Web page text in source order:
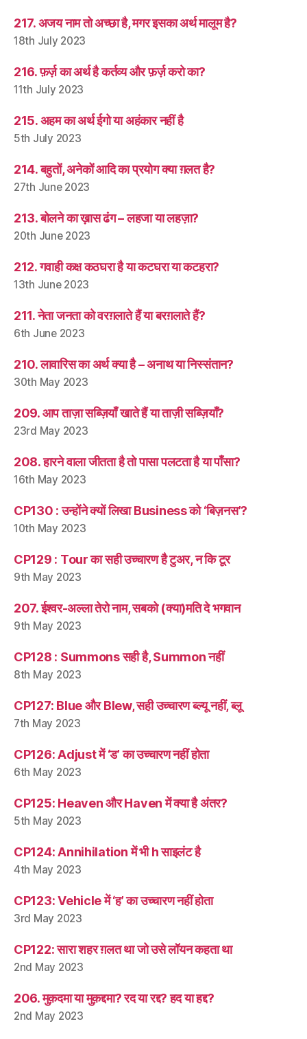
217. अजय नाम तो अच्छा है, मगर इसका अर्थ मालूम है?
18th July 2023
216. फ़र्ज़ का अर्थ है कर्तव्य और फ़र्ज़ करो का?
11th July 2023
215. अहम का अर्थ ईगो या अहंकार नहीं है
5th July 2023
214. बहुतों, अनेकों आदि का प्रयोग क्या ग़लत है?
27th June 2023
213. बोलने का ख़ास ढंग – लहजा या लहज़ा?
20th June 2023
212. गवाही कक्ष कठघरा है या कटघरा या कटहरा?
13th June 2023
211. नेता जनता को वरग़लाते हैं या बरग़लाते हैं?
6th June 2023
210. लावारिस का अर्थ क्या है – अनाथ या निस्संतान?
30th May 2023
209. आप ताज़ा सब्ज़ियाँ खाते हैं या ताज़ी सब्ज़ियाँ?
23rd May 2023
208. हारने वाला जीतता है तो पासा पलटता है या पाँसा?
16th May 2023
CP130 : उन्होंने क्यों लिखा Business को ‘बिज़नस’?
10th May 2023
CP129 : Tour का सही उच्चारण है टुअर, न कि टूर
9th May 2023
207. ईश्वर-अल्ला तेरो नाम, सबको (क्या)मति दे भगवान
9th May 2023
CP128 : Summons सही है, Summon नहीं
8th May 2023
CP127: Blue और Blew, सही उच्चारण ब्ल्यू नहीं, ब्लू
7th May 2023
CP126: Adjust में ‘ड’ का उच्चारण नहीं होता
6th May 2023
CP125: Heaven और Haven में क्या है अंतर?
5th May 2023
CP124: Annihilation में भी h साइलंट है
4th May 2023
CP123: Vehicle में ‘ह’ का उच्चारण नहीं होता
3rd May 2023
CP122: सारा शहर ग़लत था जो उसे लॉयन कहता था
2nd May 2023
206. मुक़दमा या मुक़द्दमा? रद या रद्द? हद या हद्द?
2nd May 2023